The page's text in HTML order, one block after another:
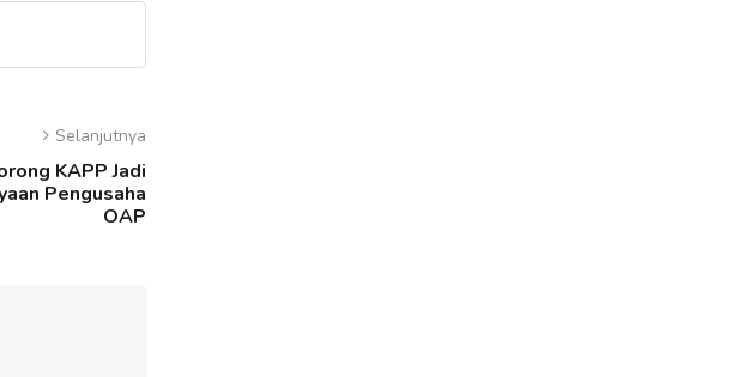
Selanjutnya
KAPP Jadi
Pengusaha
OAP